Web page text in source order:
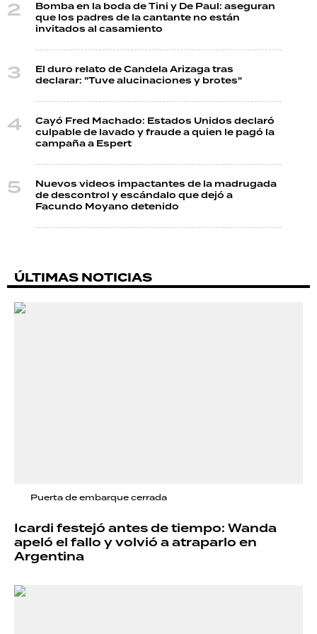
Bomba en la boda de Tini y De Paul: aseguran
que los padres de la cantante no están
invitados al casamiento
El duro relato de Candela Arizaga tras
declarar: "Tuve alucinaciones y brotes"
Cayó Fred Machado: Estados Unidos declaró
culpable de lavado y fraude a quien le pagó la
campaña a Espert
Nuevos videos impactantes de la madrugada
de descontrol y escándalo que dejó a
Facundo Moyano detenido
ÚLTIMAS NOTICIAS
Puerta de embarque cerrada
Icardi festejó antes de tiempo: Wanda
apeló el fallo y volvió a atraparlo en
Argentina